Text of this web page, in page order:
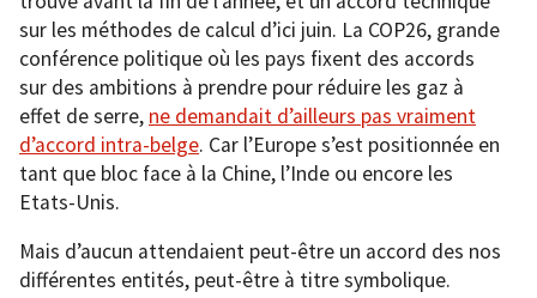
sur les méthodes de calcul d’ici juin. La COP26, grande
conférence politique où les pays fixent des accords
sur des ambitions à prendre pour réduire les gaz à
effet de serre, ne demandait d’ailleurs pas vraiment
d’accord intra-belge. Car l’Europe s’est positionnée en
tant que bloc face à la Chine, l’Inde ou encore les
Etats-Unis.
Mais d’aucun attendaient peut-être un accord des nos
différentes entités, peut-être à titre symbolique.